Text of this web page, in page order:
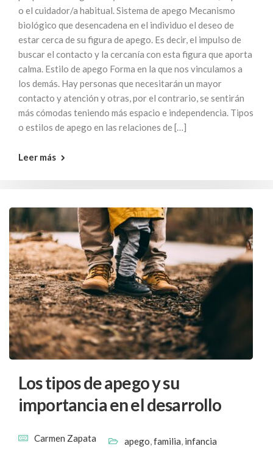
o el cuidador/a habitual. Sistema de apego Mecanismo
biológico que desencadena en el individuo el deseo de
estar cerca de su figura de apego. Es decir, el impulso de
buscar el contacto y la cercanía con esta figura que aporta
calma. Estilo de apego Forma en la que nos vinculamos a
los demás. Hay personas que necesitarán un mayor
contacto y atención y otras, por el contrario, se sentirán
más cómodas teniendo más espacio e independencia. Tipos
o estilos de apego en las relaciones de […]
Leer más
Los tipos de apego y su
importancia en el desarrollo
Carmen Zapata apego,familia, infancia